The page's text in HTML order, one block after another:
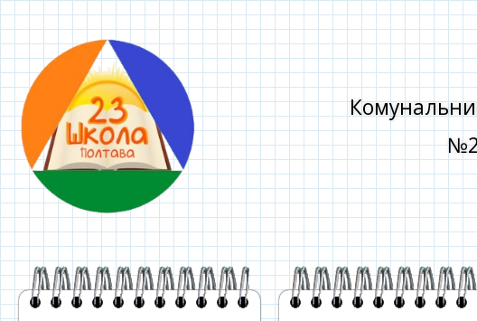
до
контенту
Головний
сайдбар